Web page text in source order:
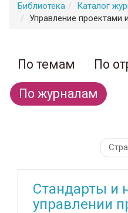
Библиотека
Каталог
Управление проектами
По темам
По
По журналам
Стандарты и
управлении